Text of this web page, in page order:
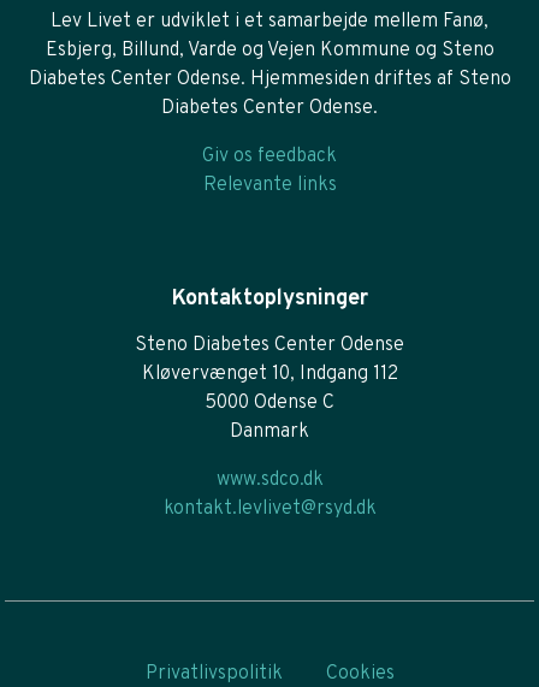
Lev Livet er udviklet i et samarbejde mellem Fanø,
Esbjerg, Billund, Varde og Vejen Kommune og Steno
Diabetes Center Odense. Hjemmesiden driftes af Steno
Diabetes Center Odense.
Giv os feedback
Relevante links
Kontaktoplysninger
Steno Diabetes Center Odense
Kløvervænget 10, Indgang 112
5000 Odense C
Danmark
www.sdco.dk
kontakt.levlivet@rsyd.dk
Privatlivspolitik Cookies